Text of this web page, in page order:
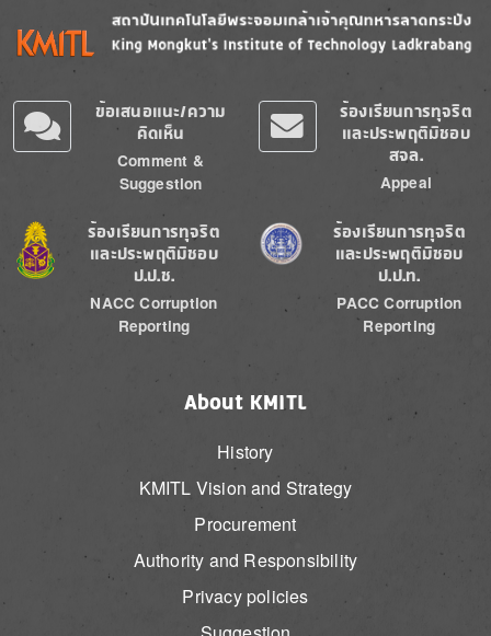
Image
ข้อเสนอแนะ/ความ
คิดเห็น
Comment &
Suggestion
ร้องเรียนการทุจริต
และประพฤติมิชอบ
สจล.
Appeal
Image
ร้องเรียนการทุจริต
และประพฤติมิชอบ
ป.ป.ช.
NACC Corruption
Reporting
Image
ร้องเรียนการทุจริต
และประพฤติมิชอบ
ป.ป.ท.
PACC Corruption
Reporting
About KMITL
History
KMITL Vision and Strategy
Procurement
Authority and Responsibility
Privacy policies